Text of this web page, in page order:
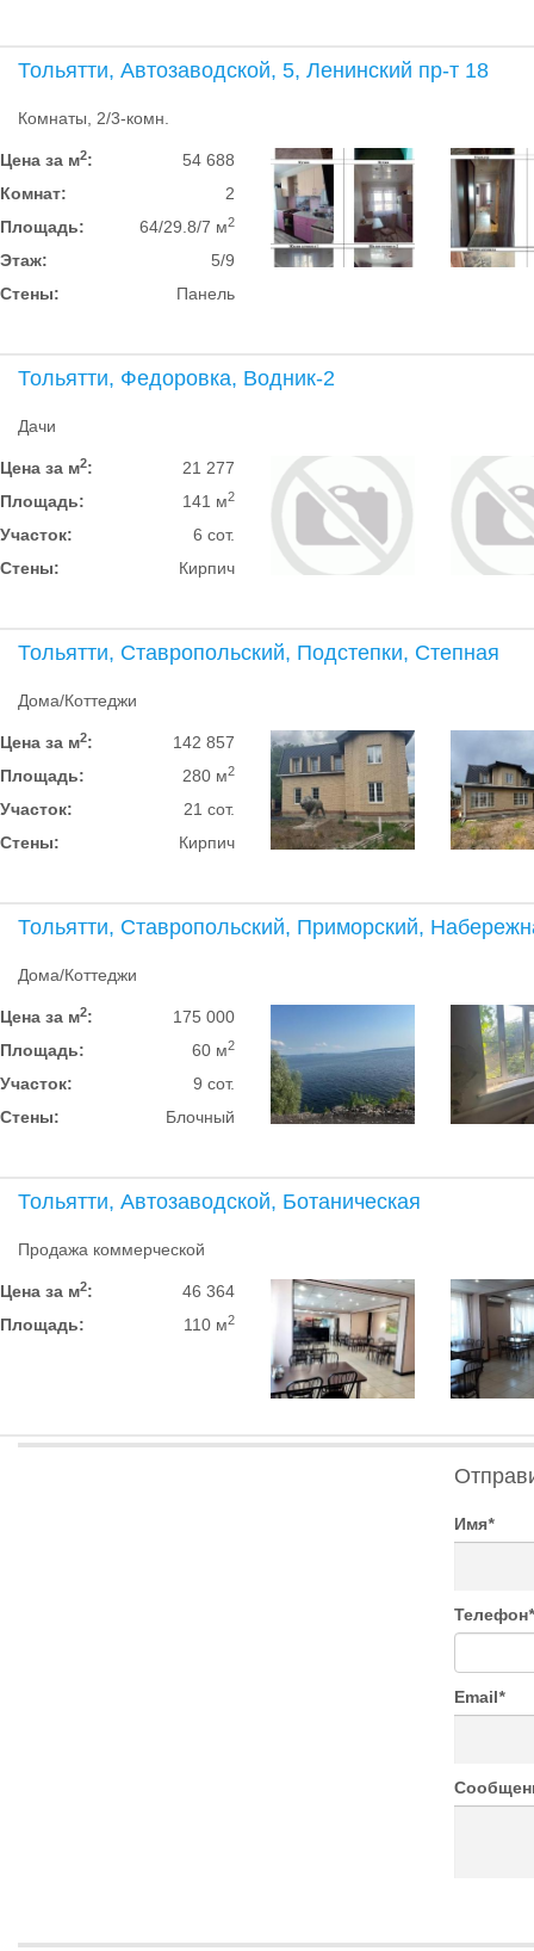
Тольятти, Автозаводской, 5, Ленинский пр-т 18
Комнаты, 2/3-комн.
Цена за м2:
54 688
Комнат:
2
Площадь:
64/29.8/7 м2
Этаж:
5/9
Стены:
Панель
Тольятти, Федоровка, Водник-2
Дачи
Цена за м2:
21 277
Площадь:
141 м2
Участок:
6 сот.
Стены:
Кирпич
Тольятти, Ставропольский, Подстепки, Степная
Дома/Коттеджи
Цена за м2:
142 857
Площадь:
280 м2
Участок:
21 сот.
Стены:
Кирпич
Тольятти, Ставропольский, Приморский,
Дома/Коттеджи
Цена за м2:
175 000
Площадь:
60 м2
Участок:
9 сот.
Стены:
Блочный
Тольятти, Автозаводской, Ботаническая
Продажа коммерческой
Цена за м2:
46 364
Площадь:
110 м2
Имя*
Телефон*
Email*